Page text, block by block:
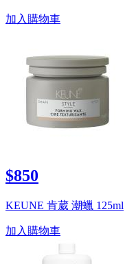
加入購物車
$850
KEUNE 肯葳 潮蠟 125ml
加入購物車